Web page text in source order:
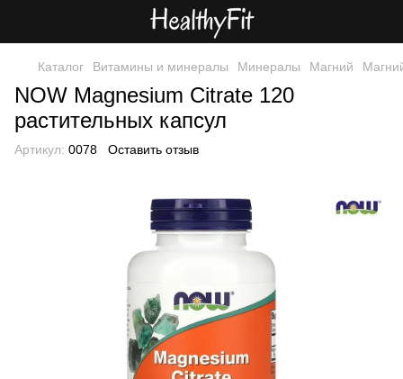
Каталог Витамины и минералы Минералы Магний
NOW Magnesium Citrate 120
растительных капсул
Артикул: 0078 Оставить отзыв